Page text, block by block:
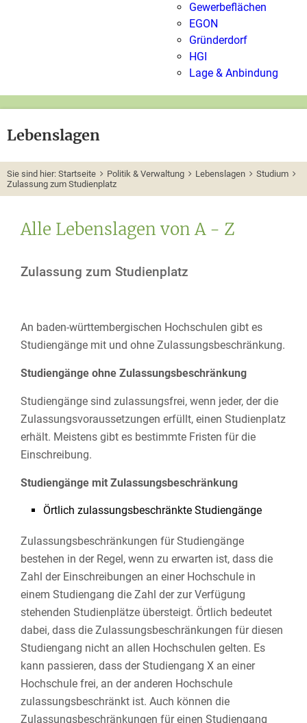
Gewerbeflächen
EGON
Gründerdorf
HGI
Lage & Anbindung
Lebenslagen
Sie sind hier: Startseite Politik & Verwaltung Lebenslagen
Studium
Zulassung zum Studienplatz
Alle Lebenslagen von A - Z
Zulassung zum Studienplatz
An baden-württembergischen Hochschulen gibt es
Studiengänge mit und ohne Zulassungsbeschränkung.
Studiengänge ohne Zulassungsbeschränkung
Studiengänge sind zulassungsfrei, wenn jeder, der die
Zulassungsvoraussetzungen erfüllt, einen Studienplatz
erhält. Meistens gibt es bestimmte Fristen für die
Einschreibung.
Studiengänge mit Zulassungsbeschränkung
Örtlich zulassungsbeschränkte Studiengänge
Zulassungsbeschränkungen für Studiengänge
bestehen in der Regel, wenn zu erwarten ist, dass die
Zahl der Einschreibungen an einer Hochschule in
einem Studiengang die Zahl der zur Verfügung
stehenden Studienplätze übersteigt. Örtlich bedeutet
dabei, dass die Zulassungsbeschränkungen für diesen
Studiengang nicht an allen Hochschulen gelten. Es
kann passieren, dass der Studiengang X an einer
Hochschule frei, an der anderen Hochschule
zulassungsbeschränkt ist. Auch können die
Zulassungsbeschränkungen für einen Studiengang